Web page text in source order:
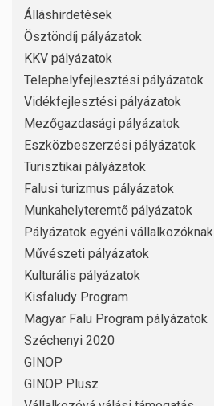
Álláshirdetések
Ösztöndíj pályázatok
KKV pályázatok
Telephelyfejlesztési pályázatok
Vidékfejlesztési pályázatok
Mezőgazdasági pályázatok
Eszközbeszerzési pályázatok
Turisztikai pályázatok
Falusi turizmus pályázatok
Munkahelyteremtő pályázatok
Pályázatok egyéni vállalkozóknak
Művészeti pályázatok
Kulturális pályázatok
Kisfaludy Program
Magyar Falu Program pályázatok
Széchenyi 2020
GINOP
GINOP Plusz